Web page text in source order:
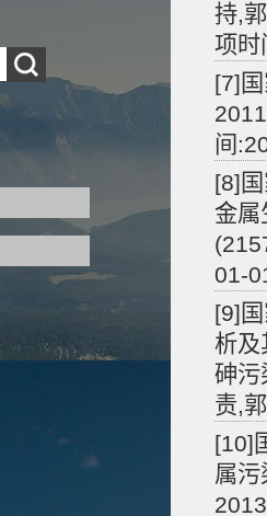
持,
项时
[7]
间
[8]
金属
01-
[9]
析及
砷污
责,
[10]
属污